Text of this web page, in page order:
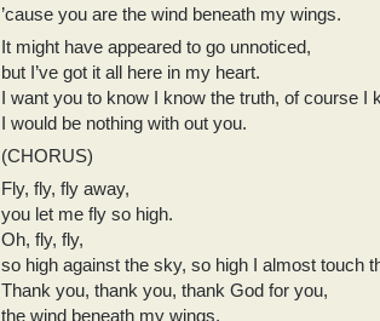
’cause you are the wind beneath my wings.
It might have appeared to go unnoticed,
but I’ve got it all here in my heart.
I want you to know I know the truth, of course I
I would be nothing with out you.
(CHORUS)
Fly, fly, fly away,
you let me fly so high.
Oh, fly, fly,
so high against the sky, so high I almost touch
Thank you, thank you, thank God for you,
the wind beneath my wings.